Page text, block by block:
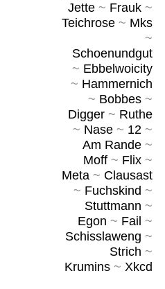
Jette~ Frauk~
Teichrose~ Mks
~
Schoenundgut
~ Ebbelwoicity
~ Hammernich
~ Bobbes~
Digger~ Ruthe
~ Nase~ 12~
Am Rande~
Moff~ Flix~
Meta~ Clausast
~ Fuchskind ~
Stuttmann ~
Egon ~ Fail ~
Schisslaweng ~
Strich ~
Krumins~ Xkcd